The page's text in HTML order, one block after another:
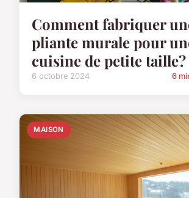
Comment fabriquer
pliante murale pour
cuisine de petite taille?
6 octobre 2024 6
MAISON